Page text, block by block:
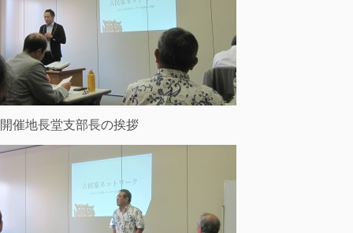
開催地長堂支部長の挨拶